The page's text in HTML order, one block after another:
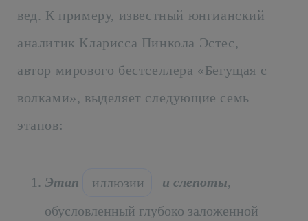
вед. К примеру, известный юнгианский
аналитик Кларисса Пинкола Эстес,
автор мирового бестселлера «Бегущая с
волками», выделяет следующие семь
этапов:
Этап иллюзии и слепоты,
обусловленный глубоко заложенной